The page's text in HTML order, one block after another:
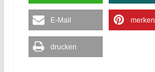
E-Mail merken
drucken